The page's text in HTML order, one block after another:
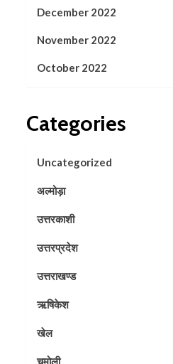
December 2022
November 2022
October 2022
Categories
Uncategorized
अल्मोड़ा
उत्तरकाशी
उत्तरप्रदेश
उत्तराखण्ड
ऋषिकेश
खेल
चमोली